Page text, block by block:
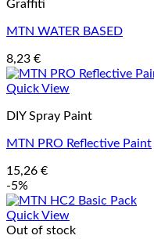
Graffiti
MTN WATER BASED
8,23 €
Quick View
DIY Spray Paint
MTN PRO Reflective Paint
15,26 €
-5%
Quick View
Out of stock